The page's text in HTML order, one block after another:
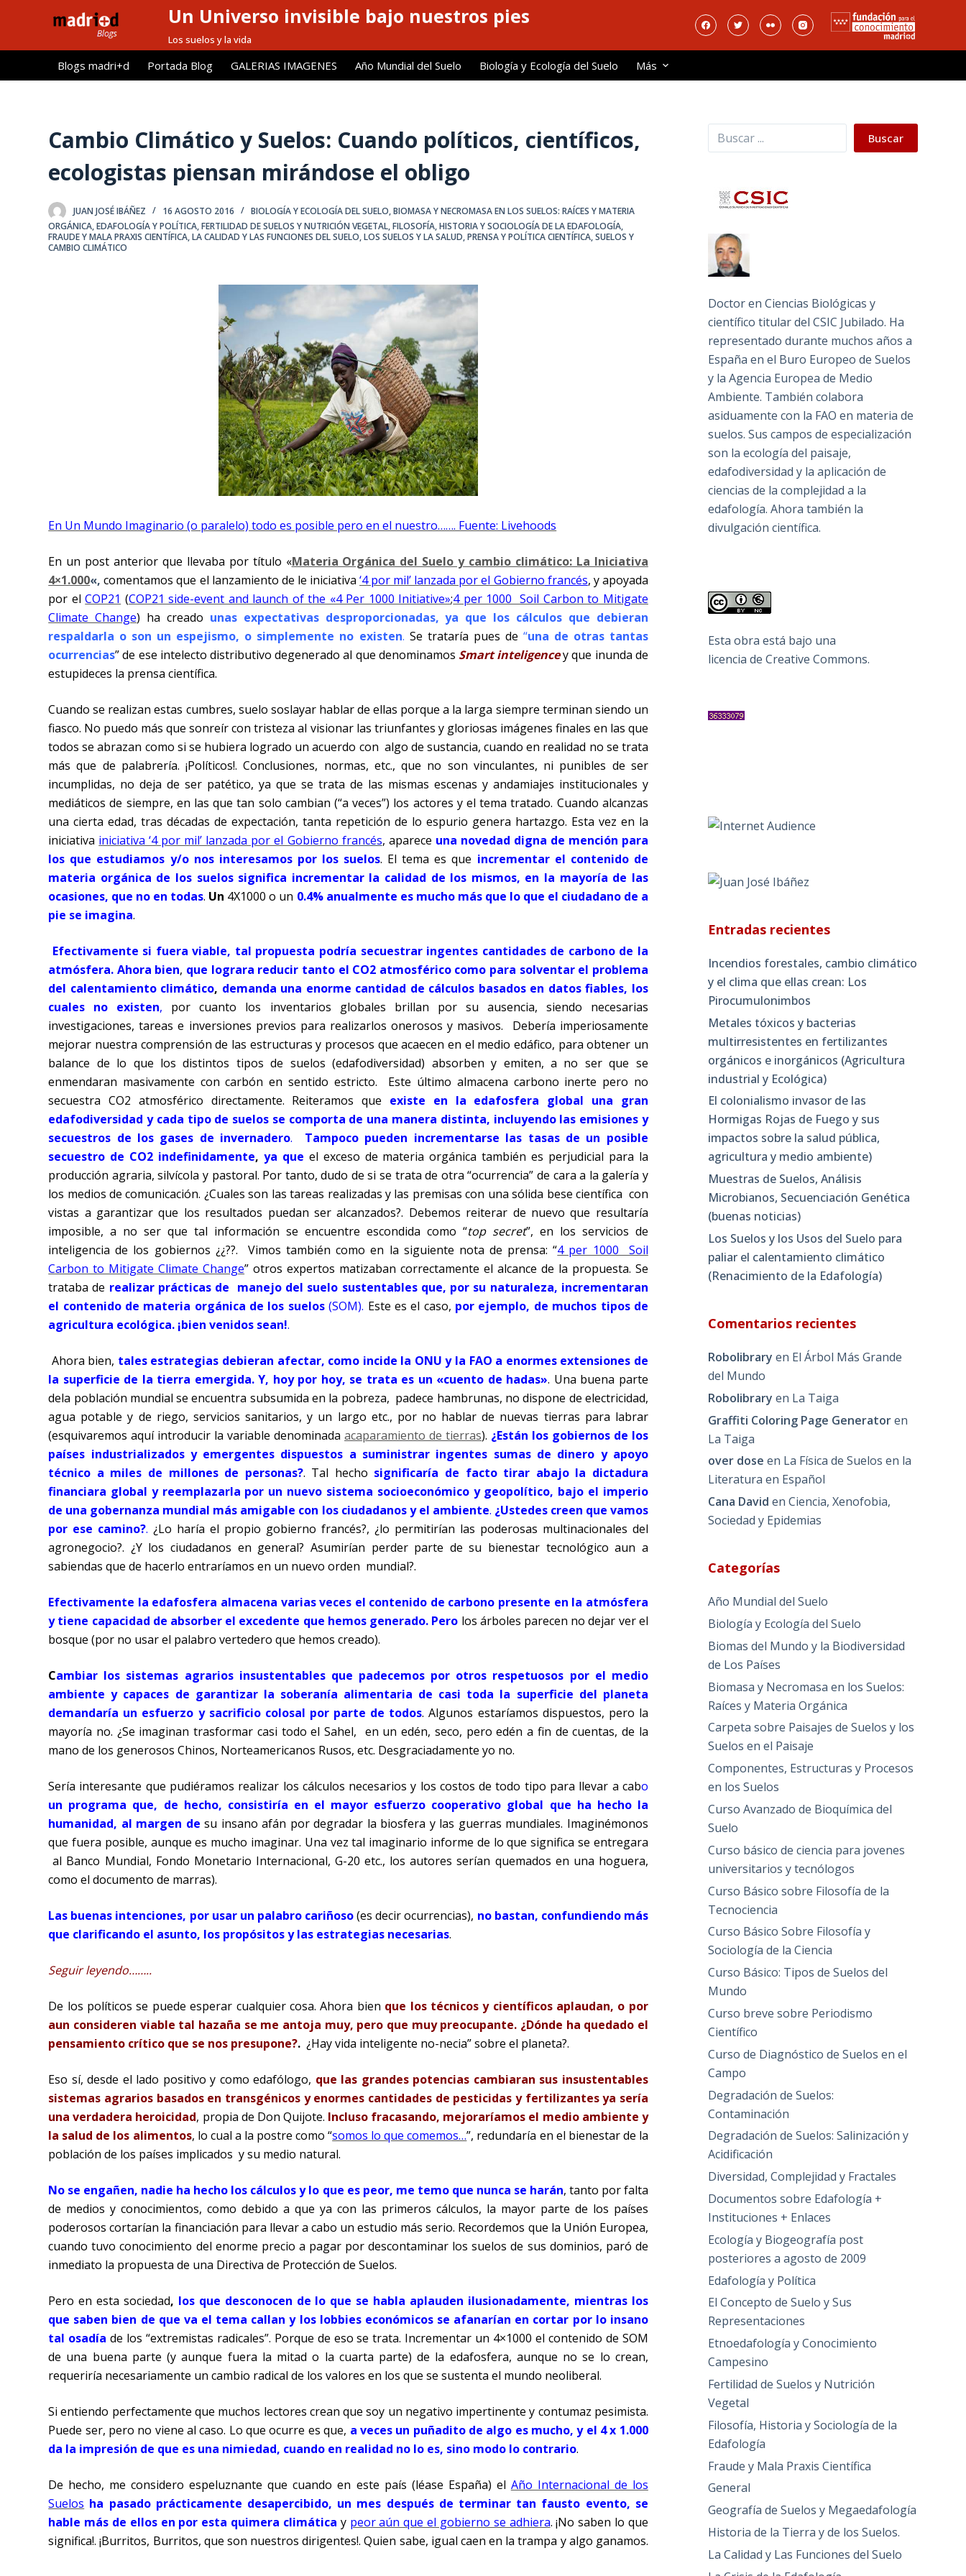
l
Un Universo invisible bajo nuestros pies
Los suelos y la vida
Blogs madri+d Portada Blog GALERIAS IMAGENES Año Mundial del Suelo Biología y Ecología del Suelo Más
Cambio Climático y Suelos: Cuando políticos, científicos,
ecologistas piensan mirándose el obligo
JUAN JOSÉ IBÁÑEZ 16 AGOSTO 2016 BIOLOGÍA Y ECOLOGÍA DEL SUELO,BIOMASA Y NECROMASA EN LOS SUELOS: RAÍCES Y MATERIA
ORGÁNICA,EDAFOLOGÍA Y POLÍTICA,FERTILIDAD DE SUELOS Y NUTRICIÓN VEGETAL,FILOSOFÍA, HISTORIA Y SOCIOLOGÍA DE LA EDAFOLOGÍA,
FRAUDE Y MALA PRAXIS CIENTÍFICA,LA CALIDAD Y LAS FUNCIONES DEL SUELO,LOS SUELOS Y LA SALUD,PRENSA Y POLÍTICA CIENTÍFICA,SUELOS Y
CAMBIO CLIMÁTICO
En Un Mundo Imaginario (o paralelo) todo es posible pero en el nuestro……. Fuente: Livehoods
En un post anterior que llevaba por título «Materia Orgánica del Suelo y cambio climático: La Iniciativa
4×1.000«,comentamos que el lanzamiento de le iniciativa ‘4 por mil’ lanzada por el Gobierno francés, y apoyada
por elCOP21 (COP21 side-event and launch of the «4 Per 1000 Initiative»;4 per 1000 Soil Carbon to Mitigate
Climate Change) ha creado unas expectativas desproporcionadas, ya que los cálculos que debieran
respaldarla o son un espejismo, o simplemente no existen. Se trataría pues de “una de otras tantas
ocurrencias” de ese intelecto distributivo degenerado al que denominamos Smart inteligencey que inunda de
estupideces la prensa científica.
Cuando se realizan estas cumbres, suelo soslayar hablar de ellas porque a la larga siempre terminan siendo un
fiasco. No puedo más que sonreír con tristeza al visionar las triunfantes y gloriosas imágenes finales en las que
todos se abrazan como si se hubiera logrado un acuerdo con algo de sustancia, cuando en realidad no se trata
más que de palabrería. ¡Políticos!. Conclusiones, normas, etc., que no son vinculantes, ni punibles de ser
incumplidas, no deja de ser patético, ya que se trata de las mismas escenas y andamiajes institucionales y
mediáticos de siempre, en las que tan solo cambian (“a veces”) los actores y el tema tratado. Cuando alcanzas
una cierta edad, tras décadas de expectación, tanta repetición de lo espurio genera hartazgo. Esta vez en la
iniciativa iniciativa ‘4 por mil’ lanzada por el Gobierno francés, aparece una novedad digna de mención para
los que estudiamos y/o nos interesamos por los suelos. El tema es que incrementar el contenido de
materia orgánica de los suelos significa incrementar la calidad de los mismos, en la mayoría de las
ocasiones, que no en todas. Un 4X1000 o un 0.4% anualmente es mucho más que lo que el ciudadano de a
pie se imagina.
Efectivamente si fuera viable, tal propuesta podría secuestrar ingentes cantidades de carbono de la
atmósfera. Ahora bien, que lograra reducir tanto el CO2 atmosférico como para solventar el problema
del calentamiento climático, demanda una enorme cantidad de cálculos basados en datos fiables, los
cuales no existen, por cuanto los inventarios globales brillan por su ausencia, siendo necesarias
investigaciones, tareas e inversiones previos para realizarlos onerosos y masivos. Debería imperiosamente
mejorar nuestra comprensión de las estructuras y procesos que acaecen en el medio edáfico, para obtener un
balance de lo que los distintos tipos de suelos (edafodiversidad) absorben y emiten, a no ser que se
enmendaran masivamente con carbón en sentido estricto. Este último almacena carbono inerte pero no
secuestra CO2 atmosférico directamente. Reiteramos que existe en la edafosfera global una gran
edafodiversidad y cada tipo de suelos se comporta de una manera distinta, incluyendo las emisiones y
secuestros de los gases de invernadero. Tampoco pueden incrementarse las tasas de un posible
secuestro de CO2 indefinidamente, ya que el exceso de materia orgánica también es perjudicial para la
producción agraria, silvícola y pastoral. Por tanto, dudo de si se trata de otra “ocurrencia” de cara a la galería y
los medios de comunicación. ¿Cuales son las tareas realizadas y las premisas con una sólida bese científica con
vistas a garantizar que los resultados puedan ser alcanzados?. Debemos reiterar de nuevo que resultaría
imposible, a no ser que tal información se encuentre escondida como “top secret”, en los servicios de
inteligencia de los gobiernos ¿¿??. Vimos también como en la siguiente nota de prensa: “4 per 1000 Soil
Carbon to Mitigate Climate Change” otros expertos matizaban correctamente el alcance de la propuesta. Se
trataba de realizar prácticas de manejo del suelo sustentables que, por su naturaleza, incrementaran
el contenido de materia orgánica de los suelos(SOM). Este es el caso, por ejemplo, de muchos tipos de
agricultura ecológica. ¡bien venidos sean!.
Ahora bien, tales estrategias debieran afectar, como incide la ONU y la FAO a enormes extensiones de
la superficie de la tierra emergida. Y, hoy por hoy, se trata es un «cuento de hadas». Una buena parte
dela población mundial se encuentra subsumida en la pobreza, padece hambrunas, no dispone de electricidad,
agua potable y de riego, servicios sanitarios, y un largo etc., por no hablar de nuevas tierras para labrar
(esquivaremos aquí introducir la variable denominadaacaparamiento de tierras). ¿Están los gobiernos de los
países industrializados y emergentes dispuestos a suministrar ingentes sumas de dinero y apoyo
técnico a miles de millones de personas?. Tal hecho significaría de facto tirar abajo la dictadura
financiara global y reemplazarla por un nuevo sistema socioeconómico y geopolítico, bajo el imperio
de una gobernanza mundial más amigable con los ciudadanos y el ambiente. ¿Ustedes creen que vamos
por ese camino?. ¿Lo haría el propio gobierno francés?, ¿lo permitirían las poderosas multinacionales del
agronegocio?. ¿Y los ciudadanos en general? Asumirían perder parte de su bienestar tecnológico aun a
sabiendas que de hacerlo entraríamos en un nuevo orden mundial?.
Efectivamente la edafosfera almacena varias veces el contenido de carbono presente en la atmósfera
y tiene capacidad de absorber el excedente que hemos generado. Pero los árboles parecen no dejar ver el
bosque (por no usar el palabro vertedero que hemos creado).
Cambiar los sistemas agrarios insustentables que padecemos por otros respetuosos por el medio
ambiente y capaces de garantizar la soberanía alimentaria de casi toda la superficie del planeta
demandaría un esfuerzo y sacrificio colosal por parte de todos. Algunos estaríamos dispuestos, pero la
mayoría no. ¿Se imaginan trasformar casi todo el Sahel, en un edén, seco, pero edén a fin de cuentas, de la
mano de los generosos Chinos, Norteamericanos Rusos, etc. Desgraciadamente yo no.
Sería interesante que pudiéramos realizar los cálculos necesarios y los costos de todo tipo para llevar a cabo
un programa que, de hecho, consistiría en el mayor esfuerzo cooperativo global que ha hecho la
humanidad, al margen de su insano afán por degradar la biosfera y las guerras mundiales. Imaginémonos
que fuera posible, aunque es mucho imaginar. Una vez tal imaginario informe de lo que significa se entregara
al Banco Mundial, Fondo Monetario Internacional, G-20 etc., los autores serían quemados en una hoguera,
como el documento de marras).
Las buenas intenciones, por usar un palabro cariñoso(es decir ocurrencias), no bastan, confundiendo más
que clarificando el asunto, los propósitos y las estrategias necesarias.
Seguir leyendo……..
De los políticos se puede esperar cualquier cosa. Ahora bien que los técnicos y científicos aplaudan, o por
aun consideren viable tal hazaña se me antoja muy, pero que muy preocupante. ¿Dónde ha quedado el
pensamiento crítico que se nos presupone?. ¿Hay vida inteligente no-necia” sobre el planeta?.
Eso sí, desde el lado positivo y como edafólogo, que las grandes potencias cambiaran sus insustentables
sistemas agrarios basados en transgénicos y enormes cantidades de pesticidas y fertilizantes ya sería
una verdadera heroicidad, propia de Don Quijote. Incluso fracasando, mejoraríamos el medio ambiente y
la salud de los alimentos, lo cual a la postre como “somos lo que comemos…”, redundaría en el bienestar de la
población de los países implicados y su medio natural.
No se engañen, nadie ha hecho los cálculos y lo que es peor, me temo que nunca se harán, tanto por falta
de medios y conocimientos, como debido a que ya con las primeros cálculos, la mayor parte de los países
poderosos cortarían la financiación para llevar a cabo un estudio más serio. Recordemos que la Unión Europea,
cuando tuvo conocimiento del enorme precio a pagar por descontaminar los suelos de sus dominios, paró de
inmediato la propuesta de una Directiva de Protección de Suelos.
Pero en esta sociedad, los que desconocen de lo que se habla aplauden ilusionadamente, mientras los
que saben bien de que va el tema callan y los lobbies económicos se afanarían en cortar por lo insano
tal osadía de los “extremistas radicales”. Porque de eso se trata. Incrementar un 4×1000 el contenido de SOM
de una buena parte (y aunque fuera la mitad o la cuarta parte) de la edafosfera, aunque no se lo crean,
requeriría necesariamente un cambio radical de los valores en los que se sustenta el mundo neoliberal.
Si entiendo perfectamente que muchos lectores crean que soy un negativo impertinente y contumaz pesimista.
Puede ser, pero no viene al caso. Lo que ocurre es que, a veces un puñadito de algo es mucho, y el 4 x 1.000
da la impresión de que es una nimiedad, cuando en realidad no lo es, sino modo lo contrario.
De hecho, me considero espeluznante que cuando en este país (léase España) el Año Internacional de los
Suelos ha pasado prácticamente desapercibido, un mes después de terminar tan fausto evento, se
hable más de ellos en por esta quimera climática y peor aún que el gobierno se adhiera. ¡No saben lo que
significa!. ¡Burritos, Burritos, que son nuestros dirigentes!. Quien sabe, igual caen en la trampa y algo ganamos.
Buscar Buscar
Doctor en Ciencias Biológicas y
científico titular del CSIC Jubilado. Ha
representado durante muchos años a
España en el Buro Europeo de Suelos
y la Agencia Europea de Medio
Ambiente. También colabora
asiduamente con la FAO en materia de
suelos. Sus campos de especialización
son la ecología del paisaje,
edafodiversidad y la aplicación de
ciencias de la complejidad a la
edafología. Ahora también la
divulgación científica.
Esta obra está bajo una
licencia de Creative Commons.
Entradas recientes
Incendios forestales, cambio climático
y el clima que ellas crean: Los
Pirocumulonimbos
Metales tóxicos y bacterias
multirresistentes en fertilizantes
orgánicos e inorgánicos (Agricultura
industrial y Ecológica)
El colonialismo invasor de las
Hormigas Rojas de Fuego y sus
impactos sobre la salud pública,
agricultura y medio ambiente)
Muestras de Suelos, Análisis
Microbianos, Secuenciación Genética
(buenas noticias)
Los Suelos y los Usos del Suelo para
paliar el calentamiento climático
(Renacimiento de la Edafología)
Comentarios recientes
Robolibrary en El Árbol Más Grande
del Mundo
Robolibrary en La Taiga
Graffiti Coloring Page Generatoren
La Taiga
over dose en La Física de Suelos en la
Literatura en Español
Cana David enCiencia, Xenofobia,
Sociedad y Epidemias
Categorías
Año Mundial del Suelo
Biología y Ecología del Suelo
Biomas del Mundo y la Biodiversidad
de Los Países
Biomasa y Necromasa en los Suelos:
Raíces y Materia Orgánica
Carpeta sobre Paisajes de Suelos y los
Suelos en el Paisaje
Componentes, Estructuras y Procesos
en los Suelos
Curso Avanzado de Bioquímica del
Suelo
Curso básico de ciencia para jovenes
universitarios y tecnólogos
Curso Básico sobre Filosofía de la
Tecnociencia
Curso Básico Sobre Filosofía y
Sociología de la Ciencia
Curso Básico: Tipos de Suelos del
Mundo
Curso breve sobre Periodismo
Científico
Curso de Diagnóstico de Suelos en el
Campo
Degradación de Suelos:
Contaminación
Degradación de Suelos: Salinización y
Acidificación
Diversidad, Complejidad y Fractales
Documentos sobre Edafología +
Instituciones + Enlaces
Ecología y Biogeografía post
posteriores a agosto de 2009
Edafología y Política
El Concepto de Suelo y Sus
Representaciones
Etnoedafología y Conocimiento
Campesino
Fertilidad de Suelos y Nutrición
Vegetal
Filosofía, Historia y Sociología de la
Edafología
Fraude y Mala Praxis Científica
General
Geografía de Suelos y Megaedafología
Historia de la Tierra y de los Suelos.
La Calidad y Las Funciones del Suelo